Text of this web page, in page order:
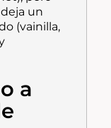
un
(vainilla,
a